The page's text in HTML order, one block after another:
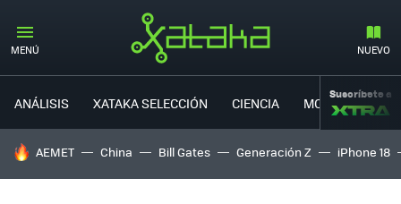
MENÚ NUEVO
ANÁLISIS XATAKA SELECCIÓN CIENCIA MOVILIDAD
Suscríbete a
HOY SE HABLA DE
AEMET China Bill Gates Generación Z iPhone 18